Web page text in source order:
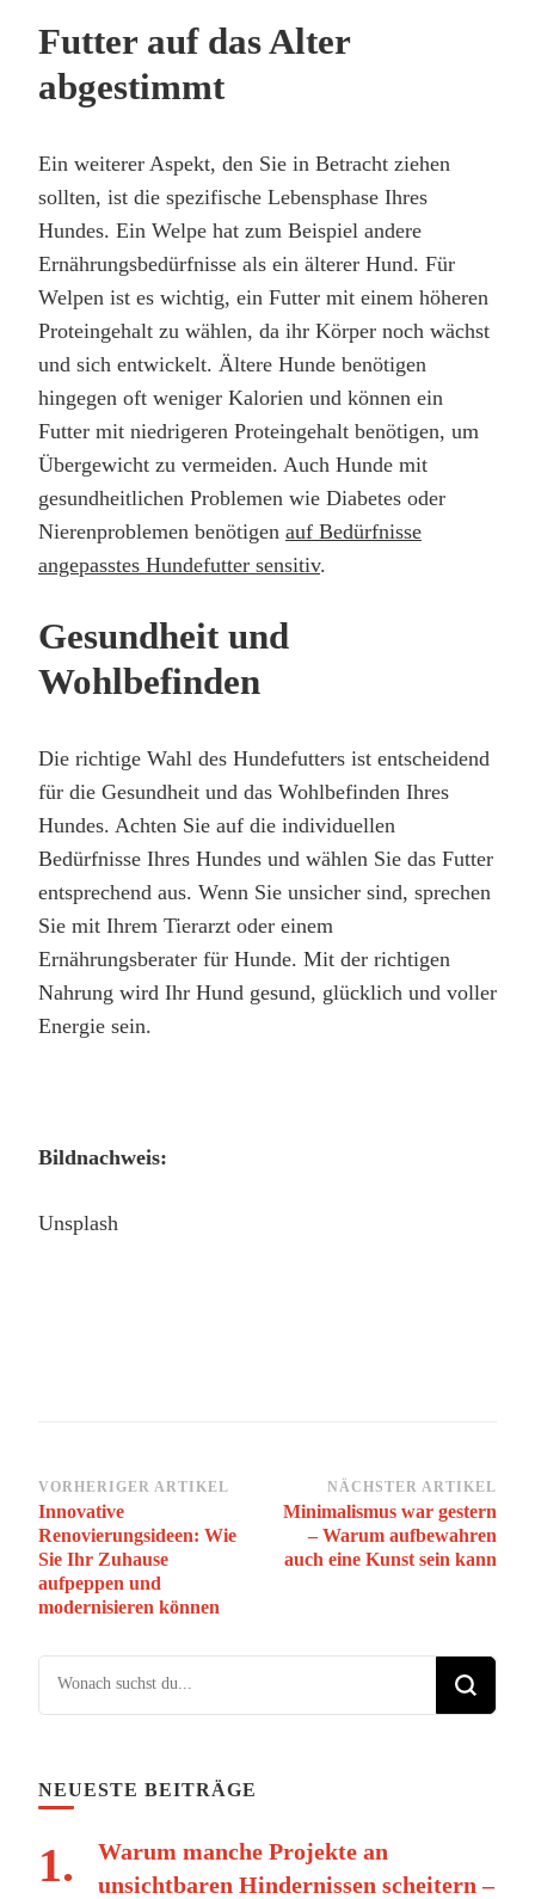
Futter auf das Alter
abgestimmt
Ein weiterer Aspekt, den Sie in Betracht ziehen
sollten, ist die spezifische Lebensphase Ihres
Hundes. Ein Welpe hat zum Beispiel andere
Ernährungsbedürfnisse als ein älterer Hund. Für
Welpen ist es wichtig, ein Futter mit einem höheren
Proteingehalt zu wählen, da ihr Körper noch wächst
und sich entwickelt. Ältere Hunde benötigen
hingegen oft weniger Kalorien und können ein
Futter mit niedrigeren Proteingehalt benötigen, um
Übergewicht zu vermeiden. Auch Hunde mit
gesundheitlichen Problemen wie Diabetes oder
Nierenproblemen benötigen auf Bedürfnisse
angepasstes Hundefutter sensitiv.
Gesundheit und
Wohlbefinden
Die richtige Wahl des Hundefutters ist entscheidend
für die Gesundheit und das Wohlbefinden Ihres
Hundes. Achten Sie auf die individuellen
Bedürfnisse Ihres Hundes und wählen Sie das Futter
entsprechend aus. Wenn Sie unsicher sind, sprechen
Sie mit Ihrem Tierarzt oder einem
Ernährungsberater für Hunde. Mit der richtigen
Nahrung wird Ihr Hund gesund, glücklich und voller
Energie sein.
Bildnachweis:
Unsplash
Beitragsnavigation
VORHERIGER ARTIKEL
Innovative
Renovierungsideen: Wie
Sie Ihr Zuhause
aufpeppen und
modernisieren können
NÄCHSTER ARTIKEL
Minimalismus war gestern
– Warum aufbewahren
auch eine Kunst sein kann
Suchst du nach etwas?
NEUESTE BEITRÄGE
Warum manche Projekte an
unsichtbaren Hindernissen scheitern –